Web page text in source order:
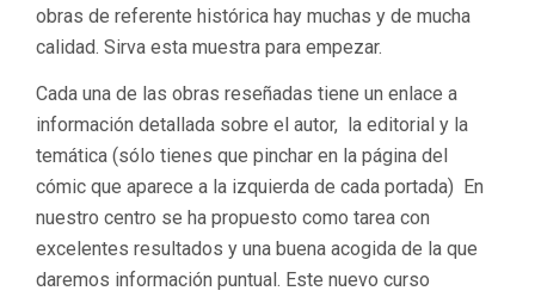
obras de referente histórica hay muchas y de mucha
calidad. Sirva esta muestra para empezar.
Cada una de las obras reseñadas tiene un enlace a
información detallada sobre el autor, la editorial y la
temática (sólo tienes que pinchar en la página del
cómic que aparece a la izquierda de cada portada) En
nuestro centro se ha propuesto como tarea con
excelentes resultados y una buena acogida de la que
daremos información puntual. Este nuevo curso